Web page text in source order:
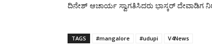
ದಿನೇಶ್ ಆಚಾರ್ಯ ಸ್ವಾಗತಿಸಿದರು ಭಾಸ್ಕರ್ ದೇವಾಡಿಗ
TAGS #mangalore #udupi V4News